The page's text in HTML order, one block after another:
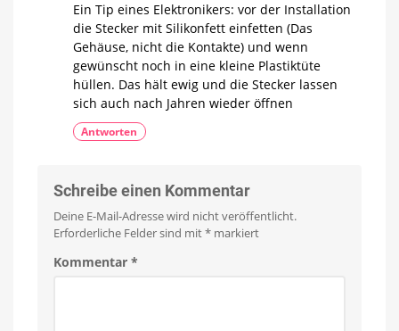
Ein Tip eines Elektronikers: vor der Installation
die Stecker mit Silikonfett einfetten (Das
Gehäuse, nicht die Kontakte) und wenn
gewünscht noch in eine kleine Plastiktüte
hüllen. Das hält ewig und die Stecker lassen
sich auch nach Jahren wieder öffnen
Antworten
Schreibe einen Kommentar
Deine E-Mail-Adresse wird nicht veröffentlicht.
Erforderliche Felder sind mit* markiert
Kommentar *